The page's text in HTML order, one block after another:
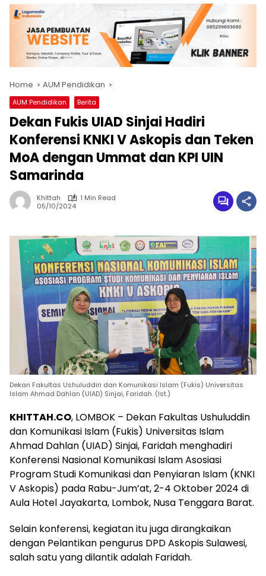
Home AUM Pendidikan
AUM Pendidikan Berita
Dekan Fukis UIAD Sinjai Hadiri
Konferensi KNKI V Askopis dan Teken
MoA dengan Ummat dan KPI UIN
Samarinda
Khittah
1 Min Read
05/10/2024
Dekan Fakultas Ushuluddin dan Komunikasi Islam (Fukis) Universitas
Islam Ahmad Dahlan (UIAD) Sinjai, Faridah. (Ist.)
KHITTAH.CO, LOMBOK – Dekan Fakultas Ushuluddin
dan Komunikasi Islam (Fukis) Universitas Islam
Ahmad Dahlan (UIAD) Sinjai, Faridah menghadiri
Konferensi Nasional Komunikasi Islam Asosiasi
Program Studi Komunikasi dan Penyiaran Islam (KNKI
V Askopis) pada Rabu-Jum’at, 2-4 Oktober 2024 di
Aula Hotel Jayakarta, Lombok, Nusa Tenggara Barat.
Selain konferensi, kegiatan itu juga dirangkaikan
dengan Pelantikan pengurus DPD Askopis Sulawesi,
salah satu yang dilantik adalah Faridah.